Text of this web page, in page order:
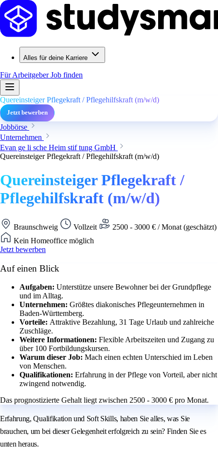
Alles für deine Karriere
Für ArbeitgeberJob finden
Quereinsteiger Pflegekraft / Pflegehilfskraft (m/w/d)
Jetzt bewerben
Jobbörse
Unternehmen
Evan ge li sche Heim stif tung GmbH
Quereinsteiger Pflegekraft / Pflegehilfskraft (m/w/d)
Quereinsteiger Pflegekraft /
Pflegehilfskraft (m/w/d)
Braunschweig Vollzeit
2500 - 3000 € / Monat (geschätzt)
Kein Homeoffice möglich
Jetzt bewerben
Auf einen Blick
Aufgaben: Unterstütze unsere Bewohner bei der Grundpflege
und im Alltag.
Unternehmen: Größtes diakonisches Pflegeunternehmen in
Baden-Württemberg.
Vorteile: Attraktive Bezahlung, 31 Tage Urlaub und zahlreiche
Zuschläge.
Weitere Informationen: Flexible Arbeitszeiten und Zugang zu
über 100 Fortbildungskursen.
Warum dieser Job: Mach einen echten Unterschied im Leben
von Menschen.
Qualifikationen: Erfahrung in der Pflege von Vorteil, aber nicht
zwingend notwendig.
Das prognostizierte Gehalt liegt zwischen 2500 - 3000 € pro Monat.
Erfahrung, Qualifikation und Soft Skills, haben Sie alles, was Sie
brauchen, um bei dieser Gelegenheit erfolgreich zu sein? Finden Sie es
unten heraus.